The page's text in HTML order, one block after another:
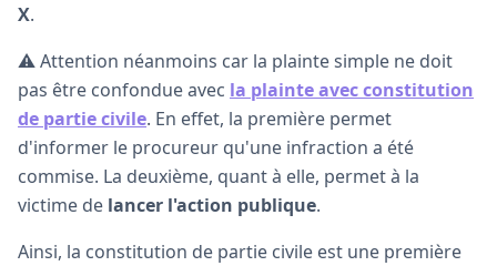
X.
⚠️ Attention néanmoins car la plainte simple ne doit
pas être confondue avec la plainte avec constitution
de partie civile. En effet, la première permet
d'informer le procureur qu'une infraction a été
commise. La deuxième, quant à elle, permet à la
victime de lancer l'action publique.
Ainsi, la constitution de partie civile est une première